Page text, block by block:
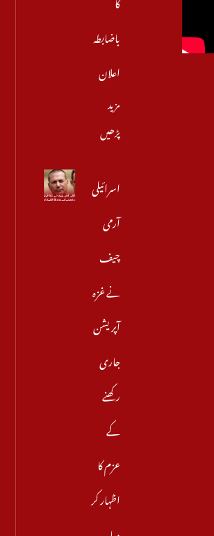
باضابطہ
اعلان
مزید
پڑھیں
اسرائیلی
آرمی
چیف
نے غزہ
آپریشن
جاری
رکھنے
کے
عزم کا
اظہار کر